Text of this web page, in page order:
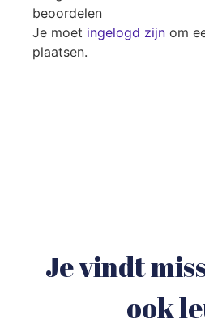
beoordelen
Je moet ingelogd zijn om
plaatsen.
Je vindt
ook